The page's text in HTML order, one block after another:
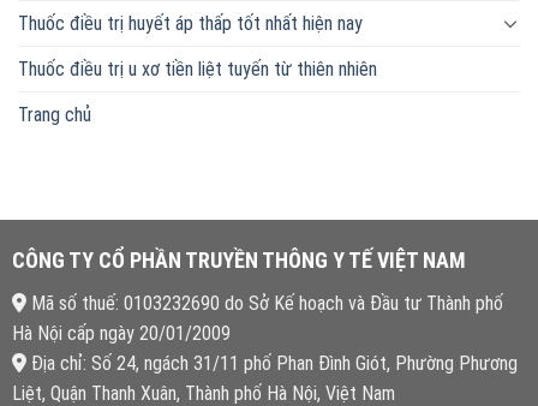
Thuốc điều trị huyết áp thấp tốt nhất hiện nay
Thuốc điều trị u xơ tiền liệt tuyến từ thiên nhiên
Trang chủ
CÔNG TY CỔ PHẦN TRUYỀN THÔNG Y TẾ VIỆT NAM
Mã số thuế: 0103232690 do Sở Kế hoạch và Đầu tư Thành phố
Hà Nội cấp ngày 20/01/2009
Địa chỉ: Số 24, ngách 31/11 phố Phan Đình Giót, Phường Phương
Liệt, Quận Thanh Xuân, Thành phố Hà Nội, Việt Nam